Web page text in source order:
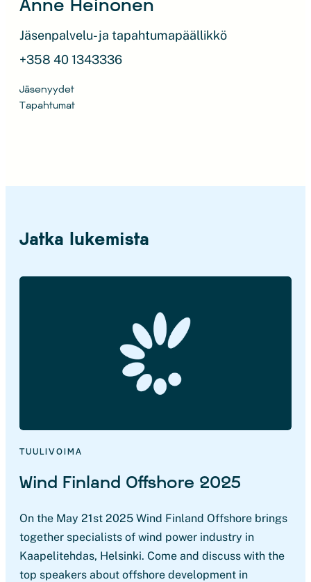
Anne Heinonen
Jäsenpalvelu- ja tapahtumapäällikkö
+358 40 1343336
Jäsenyydet
Tapahtumat
Jatka lukemista
TUULIVOIMA
Wind Finland Offshore 2025
On the May 21st 2025 Wind Finland Offshore brings
together specialists of wind power industry in
Kaapelitehdas, Helsinki. Come and discuss with the
top speakers about offshore development in